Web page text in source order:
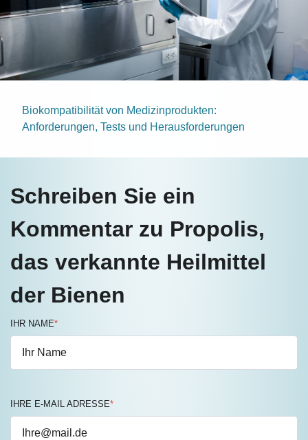
Biokompatibilität von Medizinprodukten:
Anforderungen, Tests und Herausforderungen
Schreiben Sie ein
Kommentar zu Propolis,
das verkannte Heilmittel
der Bienen
IHR NAME*
IHRE E-MAIL ADRESSE*